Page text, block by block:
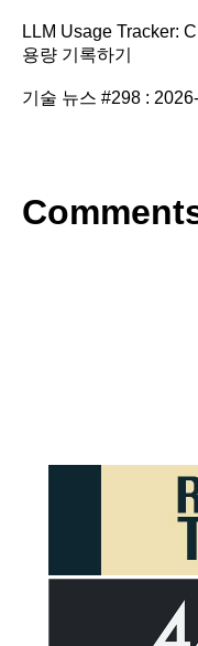
LLM Usage Tracker:
용량 기록하기
기술 뉴스 #298 :